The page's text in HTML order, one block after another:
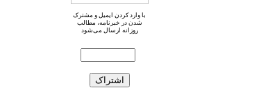
با وارد کردن ایمیل و مشترک
شدن در خبرنامه، مطالب
روزانه ارسال می‌شود